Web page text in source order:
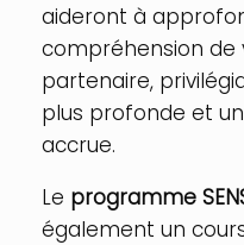
aideront à
compréhension
partenaire,
plus profonde et
accrue.
Le programme
également un